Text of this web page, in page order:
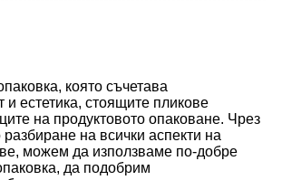
която съчетава
и естетика, стоящите пликове
на продуктовото опаковане. Чрез
на всички аспекти на
можем да използваме по-добре
да подобрим